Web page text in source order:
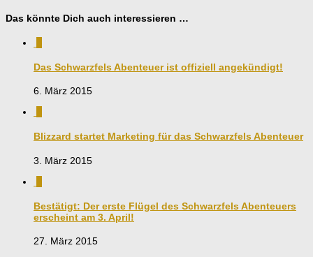
Das könnte Dich auch interessieren …
Das Schwarzfels Abenteuer ist offiziell angekündigt!
6. März 2015
Blizzard startet Marketing für das Schwarzfels Abenteuer
3. März 2015
Bestätigt: Der erste Flügel des Schwarzfels Abenteuers
erscheint am 3. April!
27. März 2015